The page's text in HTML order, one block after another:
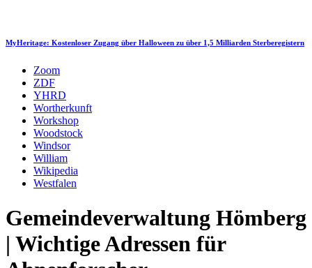
MyHeritage: Kostenloser Zugang über Halloween zu über 1,5 Milliarden Sterberegistern
Zoom
ZDF
YHRD
Wortherkunft
Workshop
Woodstock
Windsor
William
Wikipedia
Westfalen
Gemeindeverwaltung Hömberg
| Wichtige Adressen für